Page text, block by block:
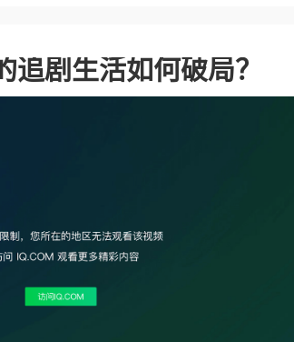
剧生活如何破局？